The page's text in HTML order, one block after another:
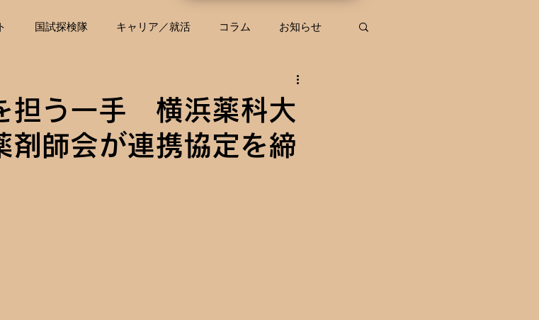
国試探検隊 キャリア／就活 コラム お知らせ
担う一手 横浜薬科大
剤師会が連携協定を締